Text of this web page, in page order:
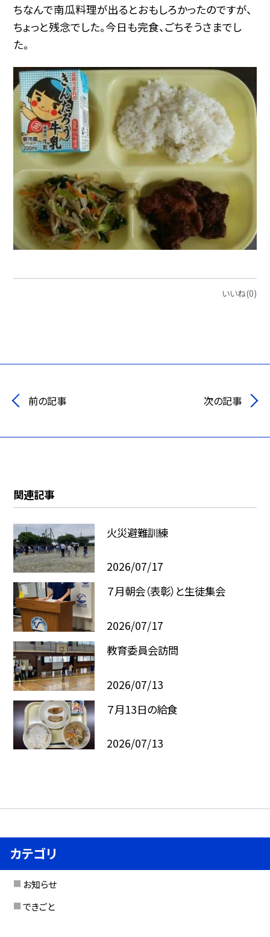
ちなんで南瓜料理が出るとおもしろかったのですが、
ちょっと残念でした。今日も完食、ごちそうさまでし
た。
いいね(0)
前の記事 次の記事
関連記事
火災避難訓練
2026/07/17
７月朝会（表彰）と生徒集会
2026/07/17
教育委員会訪問
2026/07/13
７月13日の給食
2026/07/13
カテゴリ
お知らせ
できごと